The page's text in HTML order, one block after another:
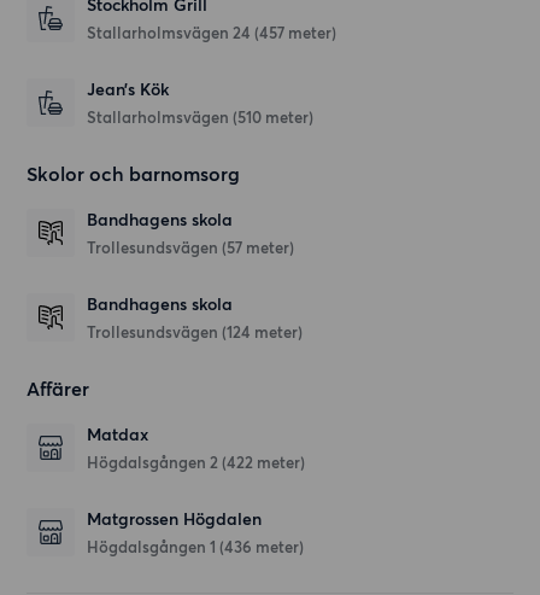
Stockholm Grill
Stallarholmsvägen 24 (457 meter)
Jean’s Kök
Stallarholmsvägen (510 meter)
Skolor och barnomsorg
Bandhagens skola
Trollesundsvägen (57 meter)
Bandhagens skola
Trollesundsvägen (124 meter)
Affärer
Matdax
Högdalsgången 2 (422 meter)
Matgrossen Högdalen
Högdalsgången 1 (436 meter)